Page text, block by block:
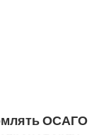
ОСАГО